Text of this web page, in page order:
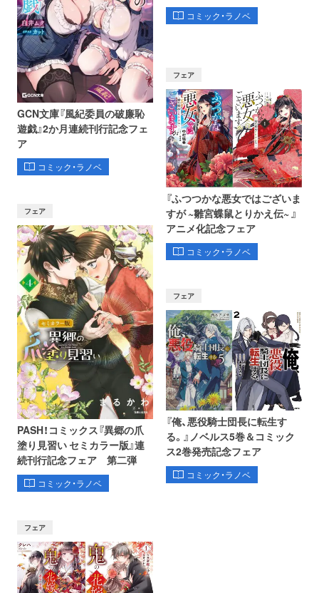
GCN文庫『風紀委員の破廉恥
遊戯』2か月連続刊行記念フェ
ア
コミック・ラノベ
コミック・ラノベ
フェア
PASH！コミックス『異郷の爪
塗り見習い セミカラー版』連
続刊行記念フェア 第二弾
コミック・ラノベ
フェア
『ふつつかな悪女ではございま
すが ~雛宮蝶鼠とりかえ伝~ 』
アニメ化記念フェア
コミック・ラノベ
フェア
フェア
『俺、悪役騎士団長に転生す
る。』ノベルス5巻＆コミック
ス2巻発売記念フェア
コミック・ラノベ